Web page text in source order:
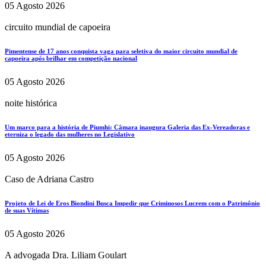
05 Agosto 2026
circuito mundial de capoeira
Pimentense de 17 anos conquista vaga para seletiva do maior circuito mundial de
capoeira após brilhar em competição nacional
05 Agosto 2026
noite histórica
Um marco para a história de Piumhi: Câmara inaugura Galeria das Ex-Vereadoras e
eterniza o legado das mulheres no Legislativo
05 Agosto 2026
Caso de Adriana Castro
Projeto de Lei de Eros Biondini Busca Impedir que Criminosos Lucrem com o Patrimônio
de suas Vítimas
05 Agosto 2026
A advogada Dra. Liliam Goulart